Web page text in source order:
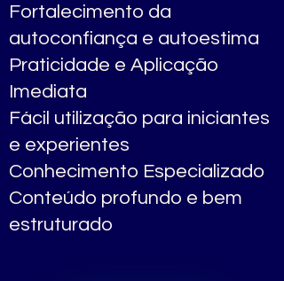
Fortalecimento da
autoconfiança e autoestima
Praticidade e Aplicação
Imediata
Fácil utilização para iniciantes
e experientes
Conhecimento Especializado
Conteúdo profundo e bem
estruturado